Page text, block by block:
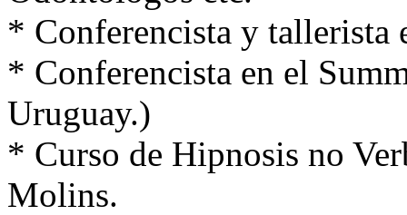
* Conferencista y tallerista
* Conferencista en el
Uruguay.)
* Curso de Hipnosis no
Molins.